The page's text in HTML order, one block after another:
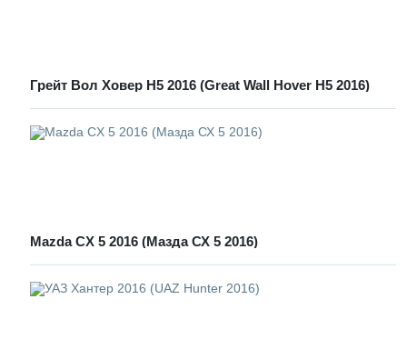
Грейт Вол Ховер Н5 2016 (Great Wall Hover H5 2016)
Mazda CX 5 2016 (Мазда СХ 5 2016)